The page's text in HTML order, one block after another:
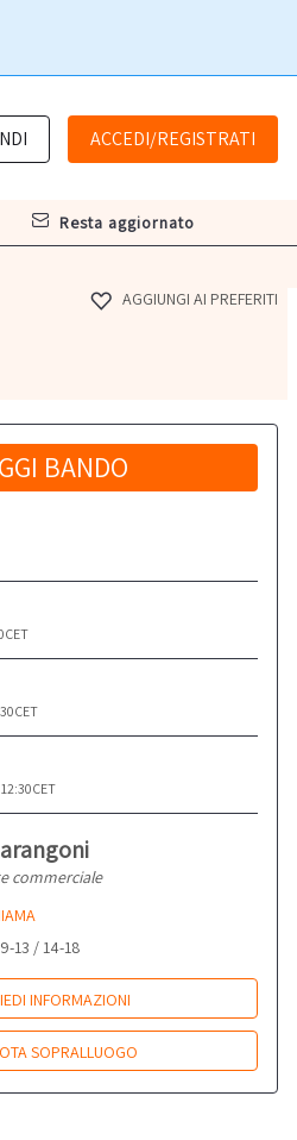
ACCEDI/REGISTRATI
resta aggiornato
AGGIUNGI AI PREFERITI
BANDO
CET
CET
12:30CET
commerciale
9-13 / 14-18
INFORMAZIONI
SOPRALLUOGO